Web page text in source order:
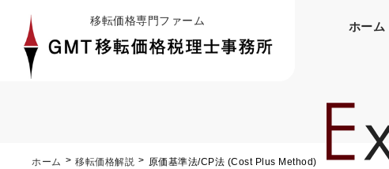
移転価格専門ファーム ホーム
ホーム 移転価格解説 原価基準法/CP法 (Cost Plus Method)